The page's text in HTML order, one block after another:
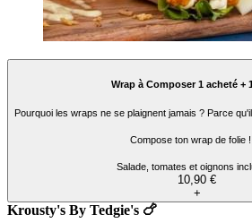
Wrap à Composer 1 acheté +
Pourquoi les wraps ne se plaignent jamais ? Parce
Compose ton wrap de folie
Salade, tomates et oignons
10,90 €
+
Krousty's By Tedgie's 🍗